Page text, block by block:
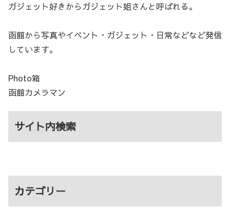
ガジェット好きからガジェット姐さんと呼ばれる。
函館から写真やイベント・ガジェット・日常などなど発信
しています。
Photo箱
函館カメラマン
サイト内検索
カテゴリー